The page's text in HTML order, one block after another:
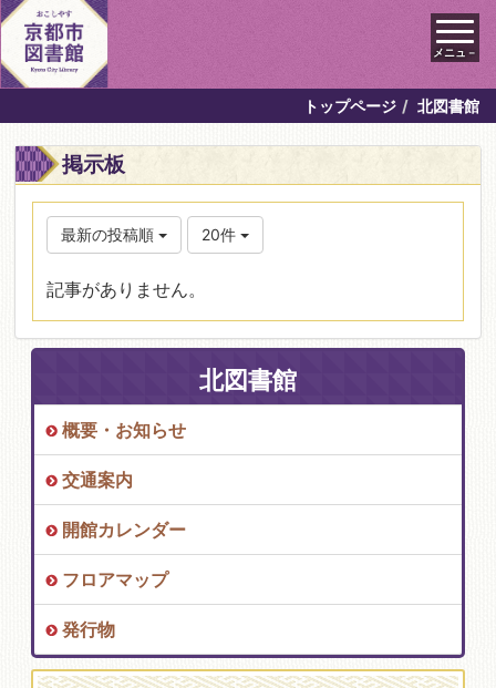
メニュ－
トップページ 北図書館
掲示板
最新の投稿順 20件
記事がありません。
北図書館
概要・お知らせ
交通案内
開館カレンダー
フロアマップ
発行物